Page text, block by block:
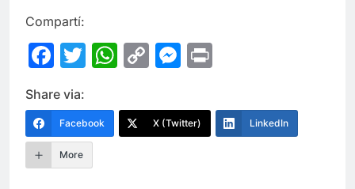
Compartí:
Facebook
Twitter
WhatsApp
CopyMessenger
Share via:
Facebook X (Twitter) LinkedIn
More